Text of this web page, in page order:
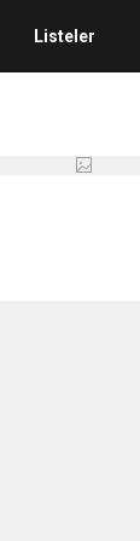
Listeler